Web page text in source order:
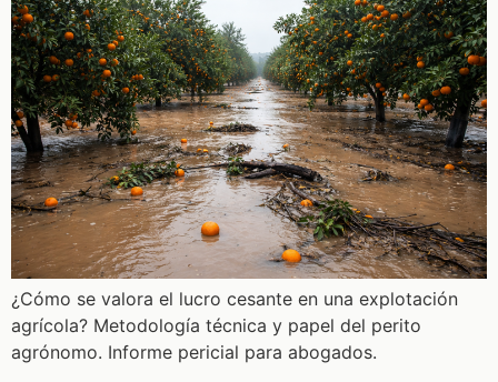
¿Cómo se valora el lucro cesante en una explotación
agrícola? Metodología técnica y papel del perito
agrónomo. Informe pericial para abogados.